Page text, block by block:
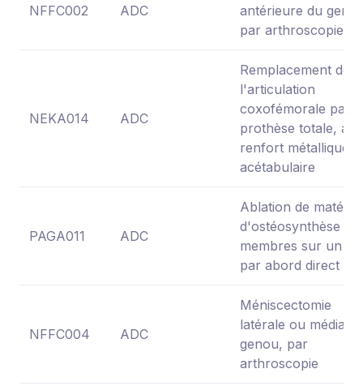
NFFC002 ADC
antérieure du
par arthroscopie
NEKA014 ADC
Remplacement de
l'articulation
coxofémorale par
prothèse totale,
renfort métallique
acétabulaire
PAGA011 ADC
Ablation de matériel
d'ostéosynthèse
membres sur un
par abord direct
NFFC004 ADC
Méniscectomie
latérale ou médiale
genou, par
arthroscopie